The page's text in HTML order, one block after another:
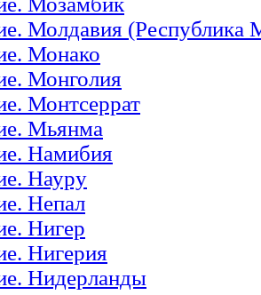
Молдавия (Республика
Монако
Монголия
Монтсеррат
Мьянма
Намибия
Науру
Непал
Нигер
Нигерия
Нидерланды